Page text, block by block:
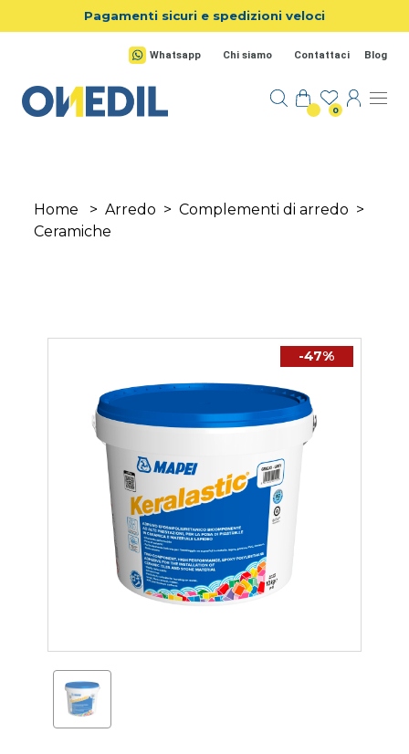
Salta al contenuto principale
Pagamenti sicuri e spedizioni veloci
Whatsapp Chi siamo Contattaci Blog
0
Home > Arredo > Complementi di arredo >
Ceramiche
-47%